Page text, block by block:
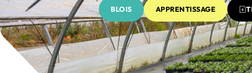
BLOIS APPRENTISSAGE